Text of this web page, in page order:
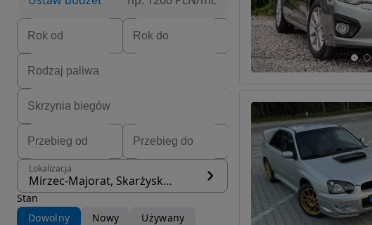
Lokalizacja
Mirzec-Majorat, Skarżysko-Kamienna
Stan
Dowolny
Nowy
Używany